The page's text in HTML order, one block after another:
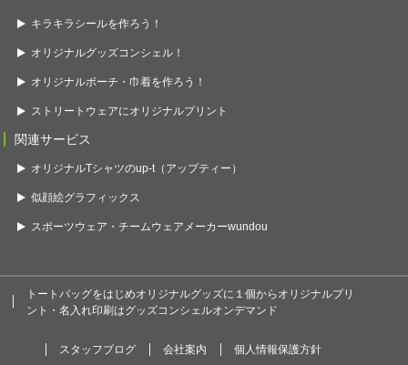
キラキラシールを作ろう！
オリジナルグッズコンシェル！
オリジナルポーチ・巾着を作ろう！
ストリートウェアにオリジナルプリント
関連サービス
オリジナルTシャツのup-t（アップティー）
似顔絵グラフィックス
スポーツウェア・チームウェアメーカーwundou
トートバッグをはじめオリジナルグッズに１個からオリジナルプリ
ント・名入れ印刷はグッズコンシェルオンデマンド
スタッフブログ 会社案内 個人情報保護方針